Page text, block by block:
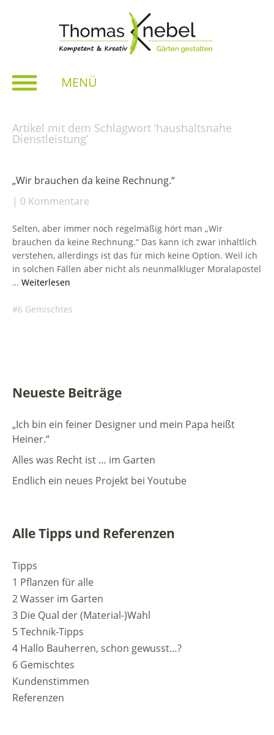
MENÜ
Artikel mit dem Schlagwort ‘haushaltsnahe
Dienstleistung’
„Wir brauchen da keine Rechnung.“
0 Kommentare
Selten, aber immer noch regelmäßig hört man „Wir
brauchen da keine Rechnung.“ Das kann ich zwar inhaltlich
verstehen, allerdings ist das für mich keine Option. Weil ich
in solchen Fällen aber nicht als neunmalkluger Moralapostel
… Weiterlesen
6 Gemischtes
Neueste Beiträge
„Ich bin ein feiner Designer und mein Papa heißt
Heiner.“
Alles was Recht ist … im Garten
Endlich ein neues Projekt bei Youtube
Alle Tipps und Referenzen
Tipps
1 Pflanzen für alle
2 Wasser im Garten
3 Die Qual der (Material-)Wahl
5 Technik-Tipps
4 Hallo Bauherren, schon gewusst…?
6 Gemischtes
Kundenstimmen
Referenzen